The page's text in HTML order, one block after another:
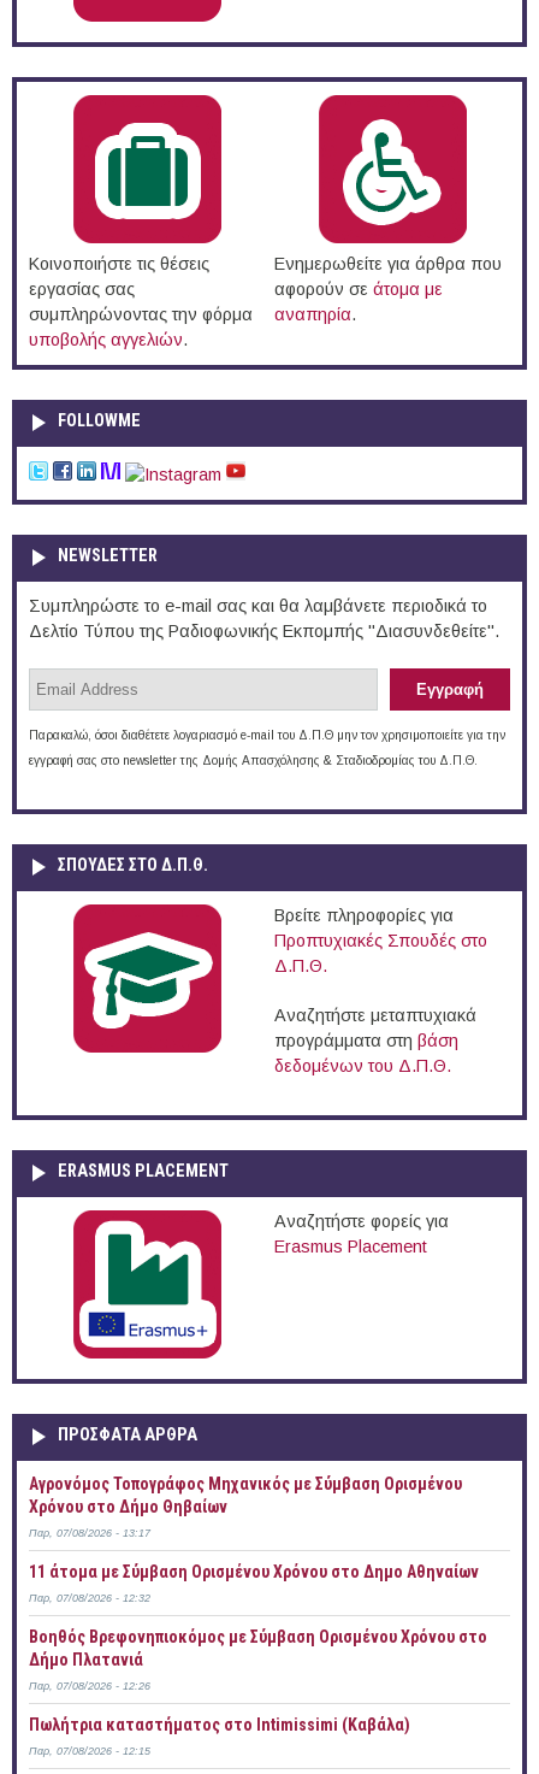
Κοινοποιήστε τις θέσεις
εργασίας σας
συμπληρώνοντας την φόρμα
υποβολής αγγελιών.
Ενημερωθείτε για άρθρα που
αφορούν σε άτομα με
αναπηρία.
FOLLOWME
NEWSLETTER
Συμπληρώστε το e-mail σας και θα λαμβάνετε περιοδικά το
Δελτίο Τύπου της Ραδιοφωνικής Εκπομπής "Διασυνδεθείτε".
Παρακαλώ, όσοι διαθέτετε λογαριασμό e-mail του Δ.Π.Θ μην τον χρησιμοποιείτε για την
εγγραφή σας στο newsletter της Δομής Απασχόλησης & Σταδιοδρομίας του Δ.Π.Θ.
ΣΠΟΥΔΈΣ ΣΤΟ Δ.Π.Θ.
Βρείτε πληροφορίες για
Προπτυχιακές Σπουδές στο
Δ.Π.Θ.
Αναζητήστε μεταπτυχιακά
προγράμματα στη βάση
δεδομένων του Δ.Π.Θ.
ERASMUS PLACEMENT
Αναζητήστε φορείς για
Erasmus Placement
ΠΡOΣΦΑΤΑ AΡΘΡΑ
Αγρονόμος Τοπογράφος Μηχανικός με Σύμβαση Ορισμένου
Χρόνου στο Δήμο Θηβαίων
Παρ, 07/08/2026 - 13:17
11 άτομα με Σύμβαση Ορισμένου Χρόνου στο Δημο Αθηναίων
Παρ, 07/08/2026 - 12:32
Βοηθός Βρεφονηπιοκόμος με Σύμβαση Ορισμένου Χρόνου στο
Δήμο Πλατανιά
Παρ, 07/08/2026 - 12:26
Πωλήτρια καταστήματος στο Intimissimi (Καβάλα)
Παρ, 07/08/2026 - 12:15